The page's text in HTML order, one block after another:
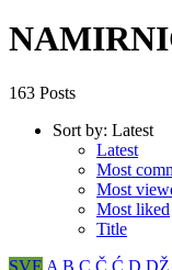
163 Posts
Sort by: Latest
Latest
Most
Most
Most liked
Title
SVE A B C Č Ć D DŽ